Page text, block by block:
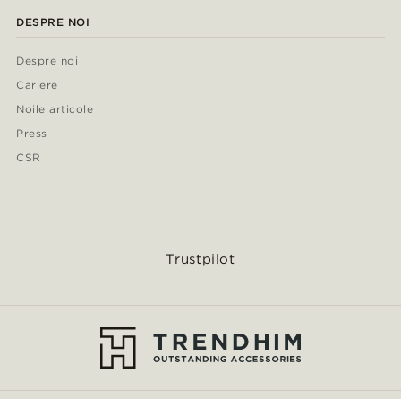
DESPRE NOI
Despre noi
Cariere
Noile articole
Press
CSR
Trustpilot